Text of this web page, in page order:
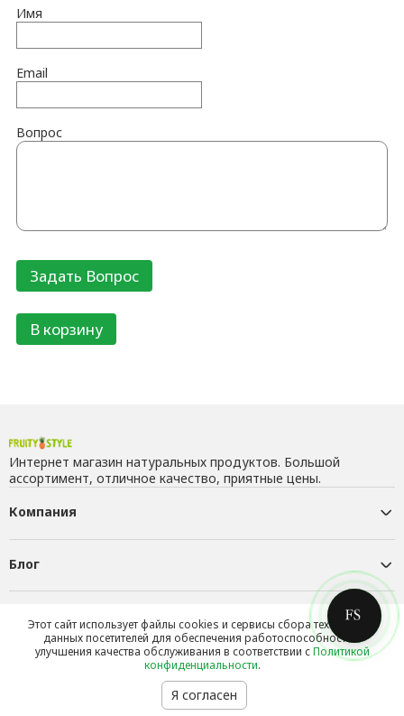
Имя
Email
Вопрос
В корзину
Интернет магазин натуральных продуктов. Большой
ассортимент, отличное качество, приятные цены.
Компания
Блог
Контакты
Этот сайт использует файлы cookies и сервисы сбора технических
данных посетителей для обеспечения работоспособности и
улучшения качества обслуживания в соответствии сПолитикой
конфиденциальности.
Я согласен